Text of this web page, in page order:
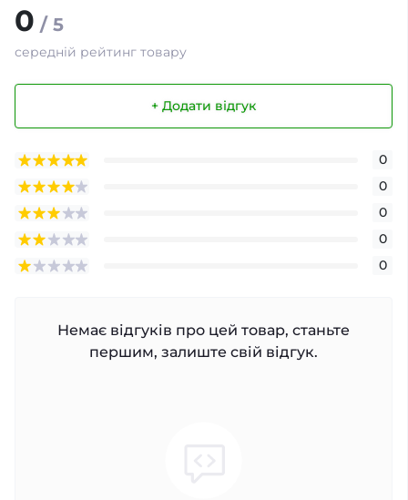
0 / 5
середній рейтинг товару
+ Додати відгук
0
0
0
0
0
Немає відгуків про цей товар, станьте
першим, залиште свій відгук.